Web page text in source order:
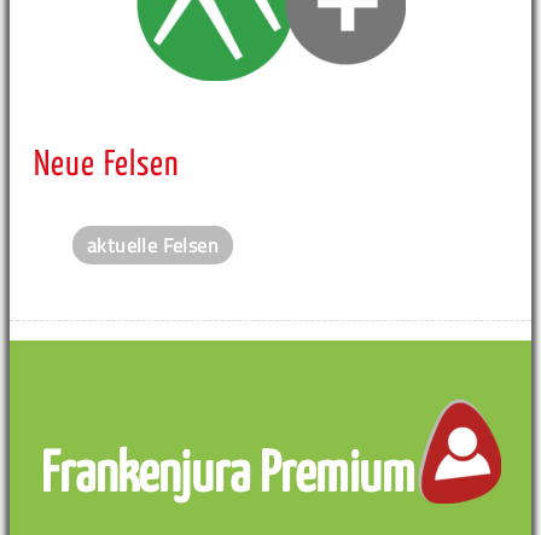
Neue Felsen
aktuelle Felsen
Frankenjura Premium